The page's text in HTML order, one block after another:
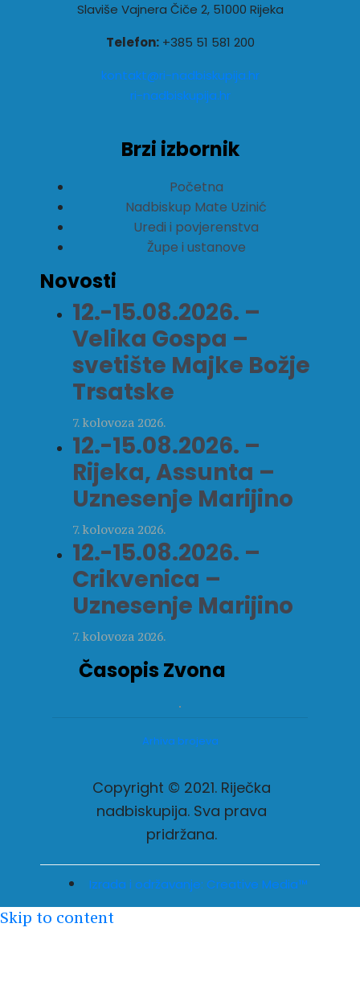
Slaviše Vajnera Čiče 2, 51000 Rijeka
Telefon:+385 51 581 200
kontakt@ri-nadbiskupija.hr
ri-nadbiskupija.hr
Brzi izbornik
Početna
Nadbiskup Mate Uzinić
Uredi i povjerenstva
Župe i ustanove
Novosti
12.-15.08.2026. –
Velika Gospa –
svetište Majke Božje
Trsatske
7. kolovoza 2026.
12.-15.08.2026. –
Rijeka, Assunta –
Uznesenje Marijino
7. kolovoza 2026.
12.-15.08.2026. –
Crikvenica –
Uznesenje Marijino
7. kolovoza 2026.
Časopis Zvona
Arhiva brojeva
Copyright © 2021. Riječka
nadbiskupija. Sva prava
pridržana.
Izrada i održavanje: Creative Media™
Skip to content